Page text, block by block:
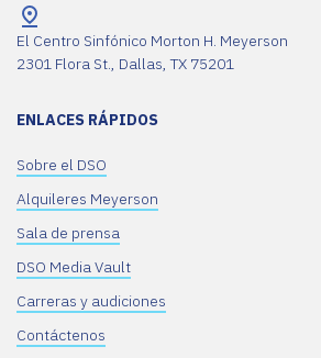
El Centro Sinfónico Morton H. Meyerson
2301 Flora St., Dallas, TX 75201
ENLACES RÁPIDOS
Sobre el DSO
Alquileres Meyerson
Sala de prensa
DSO Media Vault
Carreras y audiciones
Contáctenos